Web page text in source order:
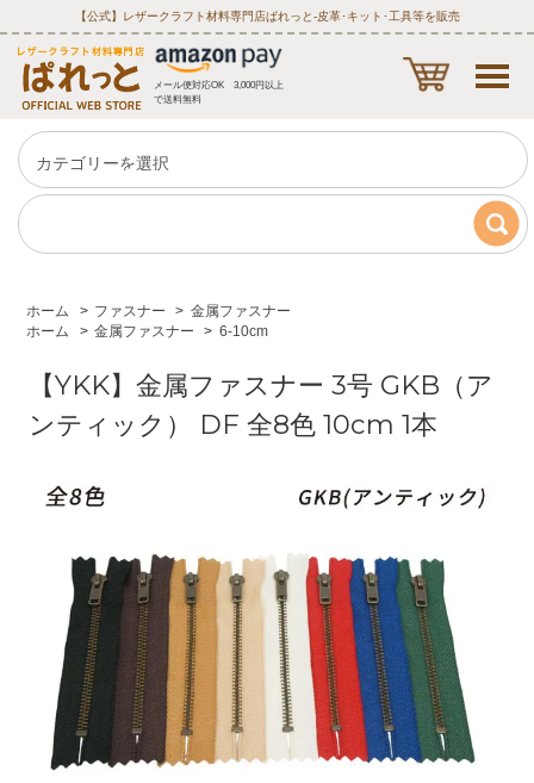
【公式】レザークラフト材料専門店ぱれっと‐皮革･キット･工具等を販売
メール便対応OK 3,000円以上
で送料無料
ホーム > ファスナー > 金属ファスナー
ホーム
> 金属ファスナー > 6-10cm
【YKK】金属ファスナー 3号 GKB（ア
ンティック） DF 全8色 10cm 1本